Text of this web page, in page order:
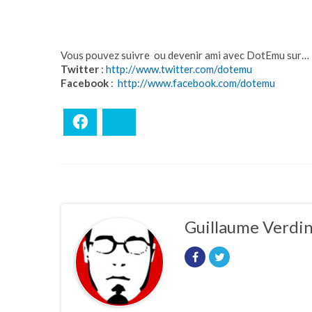
Vous pouvez suivre ou devenir ami avec DotEmu sur…
Twitter : http://www.twitter.com/dotemu
Facebook : http://www.facebook.com/dotemu
Guillaume